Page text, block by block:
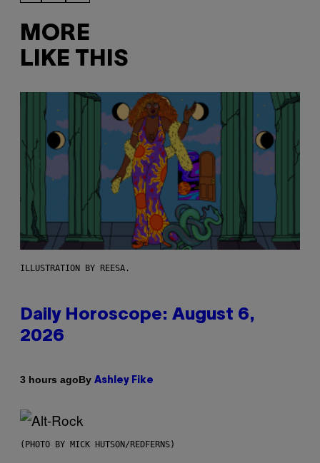
MORE
LIKE THIS
ILLUSTRATION BY REESA.
Daily Horoscope: August 6,
2026
3 hours agoBy Ashley Fike
(PHOTO BY MICK HUTSON/REDFERNS)